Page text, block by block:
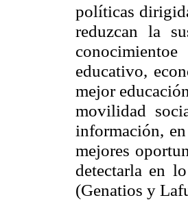
políticas
reduzcan la
educativo,
mejor
movilidad
información,
mejores
detectarla en
(Genatios y